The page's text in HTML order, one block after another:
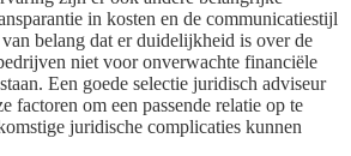
in kosten en de communicatiestijl
belang dat er duidelijkheid is over de
niet voor onverwachte financiële
Een goede selectie juridisch adviseur
factoren om een passende relatie op te
juridische complicaties kunnen